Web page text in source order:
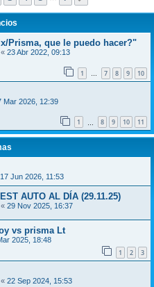
Prisma, que le puedo hacer?"
23 Abr 2022, 09:13
1 … 7 8 9 10
Mar 2026, 12:39
1 8 9 10 11
17 Jun 2026, 11:53
AUTO AL DÍA (29.11.25)
29 Nov 2025, 16:37
vs prisma Lt
2025, 18:48
1 2 3
22 Sep 2024, 15:53